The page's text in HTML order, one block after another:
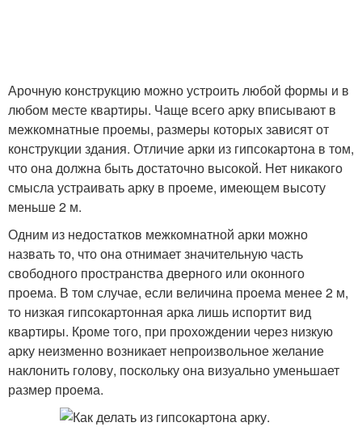
Арочную конструкцию можно устроить любой формы и в
любом месте квартиры. Чаще всего арку вписывают в
межкомнатные проемы, размеры которых зависят от
конструкции здания. Отличие арки из гипсокартона в том,
что она должна быть достаточно высокой. Нет никакого
смысла устраивать арку в проеме, имеющем высоту
меньше 2 м.
Одним из недостатков межкомнатной арки можно
назвать то, что она отнимает значительную часть
свободного пространства дверного или оконного
проема. В том случае, если величина проема менее 2 м,
то низкая гипсокартонная арка лишь испортит вид
квартиры. Кроме того, при прохождении через низкую
арку неизменно возникает непроизвольное желание
наклонить голову, поскольку она визуально уменьшает
размер проема.